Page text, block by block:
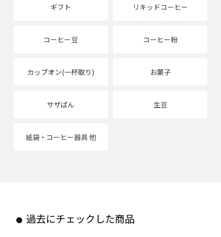
ギフト リキッドコーヒー
コーヒー豆 コーヒー粉
カップオン(一杯取り) お菓子
サザぱん 生豆
紙袋・コーヒー器具 他
過去にチェックした商品